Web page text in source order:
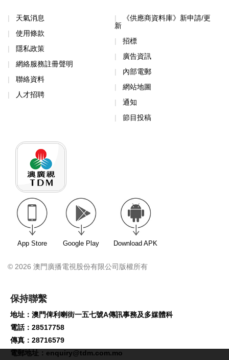
天氣消息
使用條款
隱私政策
網絡服務註冊聲明
聯絡資料
人才招聘
《供應商資料庫》新申請/更
新
招標
廣告資訊
內部電郵
網站地圖
通知
節目投稿
App Store Google Play Download APK
© 2026 澳門廣播電視股份有限公司版權所有
保持聯繫
地址：澳門俾利喇街一五七號A傳訊事務及多媒體科
電話：28517758
傳真：28716579
電郵地址： enquiry@tdm.com.mo